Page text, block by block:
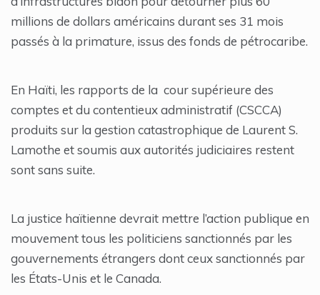
millions de dollars américains durant ses 31 mois
passés à la primature, issus des fonds de pétrocaribe.
En Haïti, les rapports de la cour supérieure des
comptes et du contentieux administratif (CSCCA)
produits sur la gestion catastrophique de Laurent S.
Lamothe et soumis aux autorités judiciaires restent
sont sans suite.
La justice haïtienne devrait mettre l’action publique en
mouvement tous les politiciens sanctionnés par les
gouvernements étrangers dont ceux sanctionnés par
les États-Unis et le Canada.